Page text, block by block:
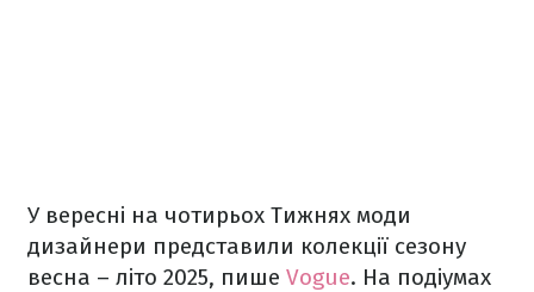
У вересні на чотирьох Тижнях моди
дизайнери представили колекції сезону
весна – літо 2025, пише Vogue. На подіумах